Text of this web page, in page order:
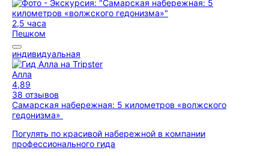
2,5 часа
Пешком
индивидуальная
Алла
4,89
38 отзывов
Самарская набережная: 5 километров «волжского
гедонизма»
Погулять по красивой набережной в компании
профессионального гида